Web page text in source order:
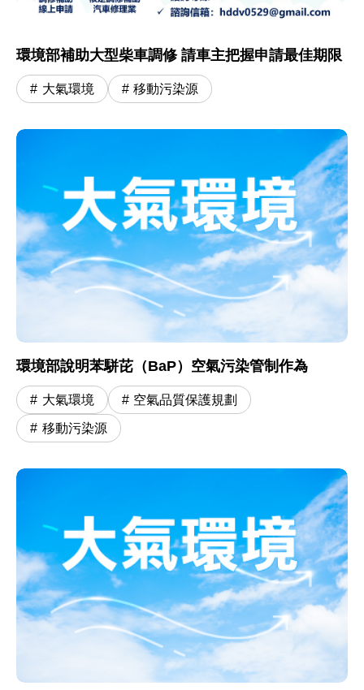
環境部補助大型柴車調修 請車主把握申請最佳期限
大氣環境 移動污染源
環境部說明苯駢芘（BaP）空氣污染管制作為
大氣環境 空氣品質保護規劃
移動污染源